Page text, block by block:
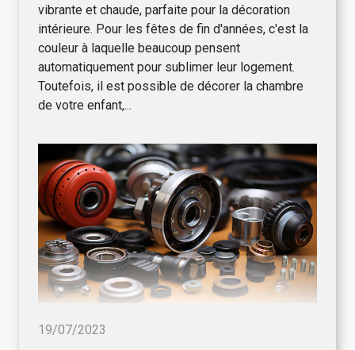
vibrante et chaude, parfaite pour la décoration
intérieure. Pour les fêtes de fin d'années, c'est la
couleur à laquelle beaucoup pensent
automatiquement pour sublimer leur logement.
Toutefois, il est possible de décorer la chambre
de votre enfant,...
19/07/2023